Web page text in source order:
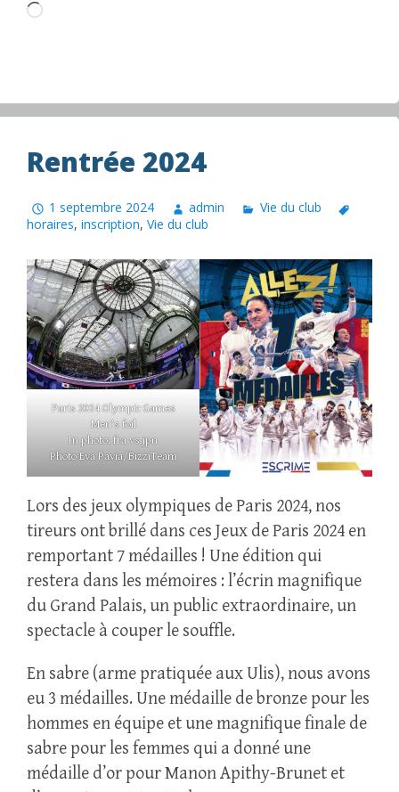
Chargement…
Rentrée 2024
1 septembre 2024 admin
Vie du club
horaires, inscription, Vie du club
Paris 2024 Olympic Games
Men’s foil
In photo: fra vs jpn
Photo Eva Pavia/BizziTeam
Lors des jeux olympiques de Paris 2024, nos
tireurs ont brillé dans ces Jeux de Paris 2024 en
remportant 7 médailles ! Une édition qui
restera dans les mémoires : l’écrin magnifique
du Grand Palais, un public extraordinaire, un
spectacle à couper le souffle.
En sabre (arme pratiquée aux Ulis), nous avons
eu 3 médailles. Une médaille de bronze pour les
hommes en équipe et une magnifique finale de
sabre pour les femmes qui a donné une
médaille d’or pour Manon Apithy-Brunet et